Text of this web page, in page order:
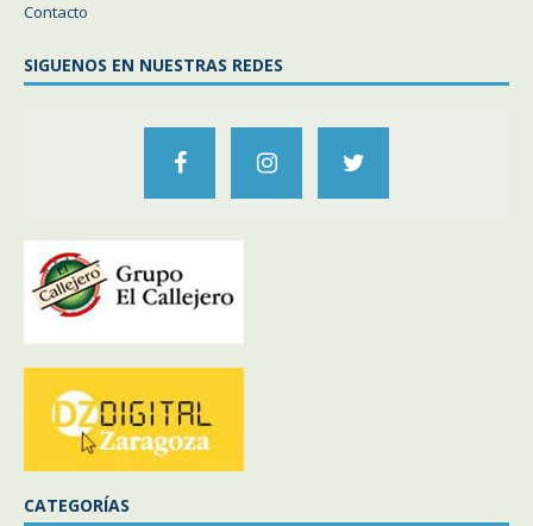
Contacto
SIGUENOS EN NUESTRAS REDES
CATEGORÍAS